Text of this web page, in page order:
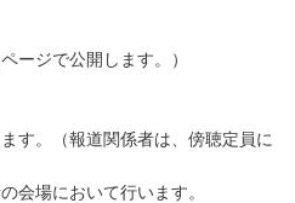
ジで公開します。）
。（報道関係者は、傍聴定員に
場において行います。